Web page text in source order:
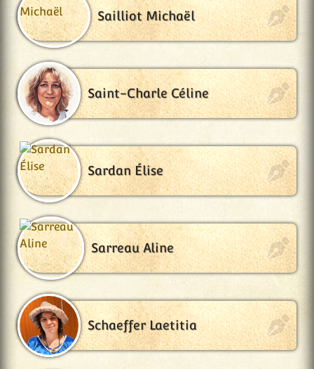
Sailliot Michaël
Saint-Charle Céline
Sardan Élise
Sarreau Aline
Schaeffer Laetitia